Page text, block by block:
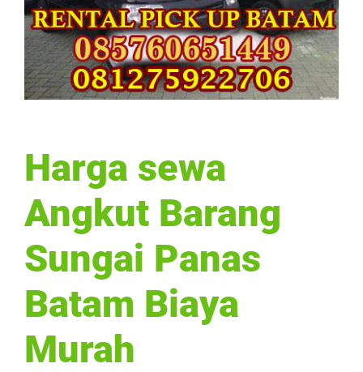
Harga sewa
Angkut Barang
Sungai Panas
Batam Biaya
Murah